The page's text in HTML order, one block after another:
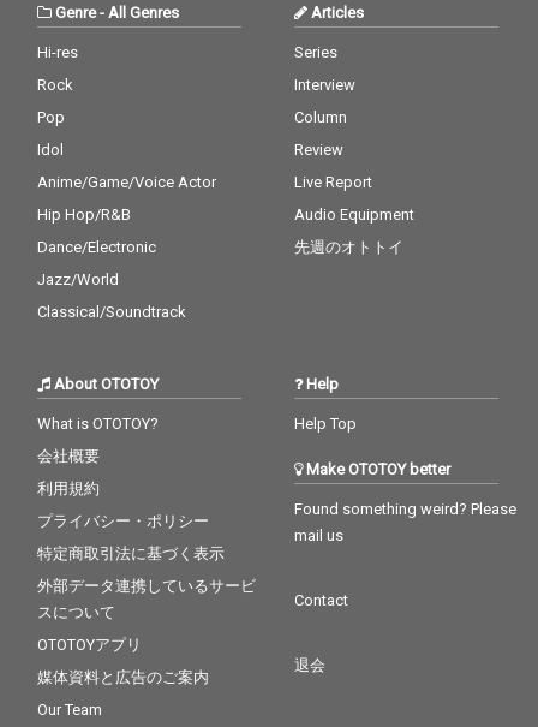
Genre- All Genres
Hi-res
Rock
Pop
Idol
Anime/Game/Voice Actor
Hip Hop/R&B
Dance/Electronic
Jazz/World
Classical/Soundtrack
Articles
Series
Interview
Column
Review
Live Report
Audio Equipment
先週のオトトイ
About OTOTOY
What is OTOTOY?
会社概要
利用規約
プライバシー・ポリシー
特定商取引法に基づく表示
外部データ連携しているサービ
スについて
OTOTOYアプリ
媒体資料と広告のご案内
Our Team
Help
Help Top
Make OTOTOY better
Found something weird? Please
mail us
Contact
退会